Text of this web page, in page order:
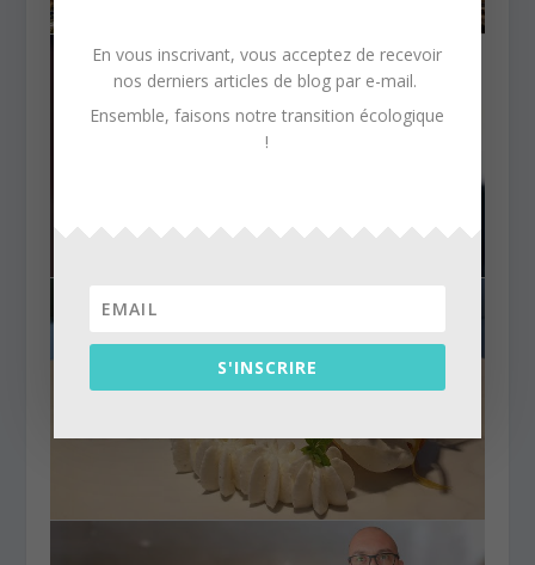
En vous inscrivant, vous acceptez de recevoir
nos derniers articles de blog par e-mail.
Ensemble, faisons notre transition écologique
!
S'INSCRIRE